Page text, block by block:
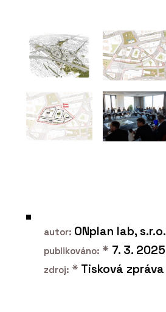
autor: ONplan lab, s.r.o.
publikováno: * 7. 3. 2025
zdroj: * Tisková zpráva